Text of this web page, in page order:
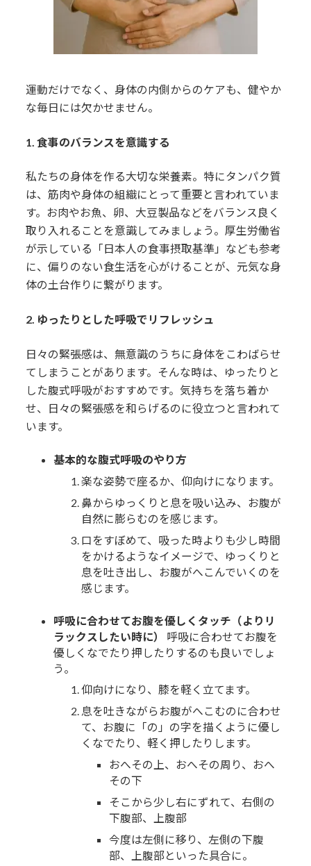
運動だけでなく、身体の内側からのケアも、健やか
な毎日には欠かせません。
1. 食事のバランスを意識する
私たちの身体を作る大切な栄養素。特にタンパク質
は、筋肉や身体の組織にとって重要と言われていま
す。お肉やお魚、卵、大豆製品などをバランス良く
取り入れることを意識してみましょう。厚生労働省
が示している「日本人の食事摂取基準」なども参考
に、偏りのない食生活を心がけることが、元気な身
体の土台作りに繋がります。
2. ゆったりとした呼吸でリフレッシュ
日々の緊張感は、無意識のうちに身体をこわばらせ
てしまうことがあります。そんな時は、ゆったりと
した腹式呼吸がおすすめです。気持ちを落ち着か
せ、日々の緊張感を和らげるのに役立つと言われて
います。
基本的な腹式呼吸のやり方
楽な姿勢で座るか、仰向けになります。
鼻からゆっくりと息を吸い込み、お腹が
自然に膨らむのを感じます。
口をすぼめて、吸った時よりも少し時間
をかけるようなイメージで、ゆっくりと
息を吐き出し、お腹がへこんでいくのを
感じます。
呼吸に合わせてお腹を優しくタッチ（よりリ
ラックスしたい時に）
呼吸に合わせてお腹を
優しくなでたり押したりするのも良いでしょ
う。
仰向けになり、膝を軽く立てます。
息を吐きながらお腹がへこむのに合わせ
て、お腹に「の」の字を描くように優し
くなでたり、軽く押したりします。
おへその上、おへその周り、おへ
その下
そこから少し右にずれて、右側の
下腹部、上腹部
今度は左側に移り、左側の下腹
部、上腹部といった具合に。